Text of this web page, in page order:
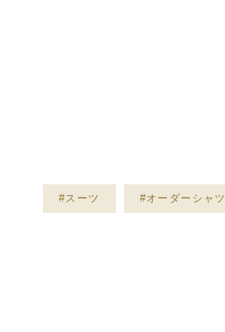
#スーツ #オーダーシャツ